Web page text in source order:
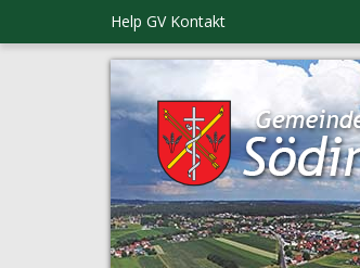
Help GV Kontakt